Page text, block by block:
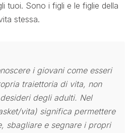
tuoi. Sono i figli e le figlie della
stessa.
i giovani come esseri
traiettoria di vita, non
degli adulti. Nel
vita) significa permettere
sbagliare e segnare i propri